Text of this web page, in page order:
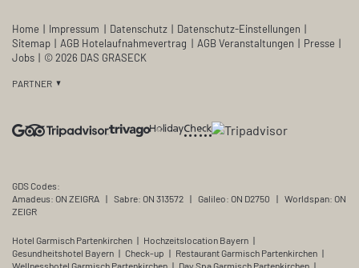
Home | Impressum | Datenschutz | Datenschutz-Einstellungen |
Sitemap | AGB Hotelaufnahmevertrag | AGB Veranstaltungen | Presse |
Jobs | © 2026 DAS GRASECK
PARTNER
GDS Codes:
Amadeus: ON ZEIGRA
| Sabre: ON 313572 | Galileo: ON D2750 | Worldspan: ON
ZEIGR
Hotel Garmisch Partenkirchen | Hochzeitslocation Bayern |
Gesundheitshotel Bayern | Check-up | Restaurant Garmisch Partenkirchen |
Wellnesshotel Garmisch Partenkirchen | Day Spa Garmisch Partenkirchen |